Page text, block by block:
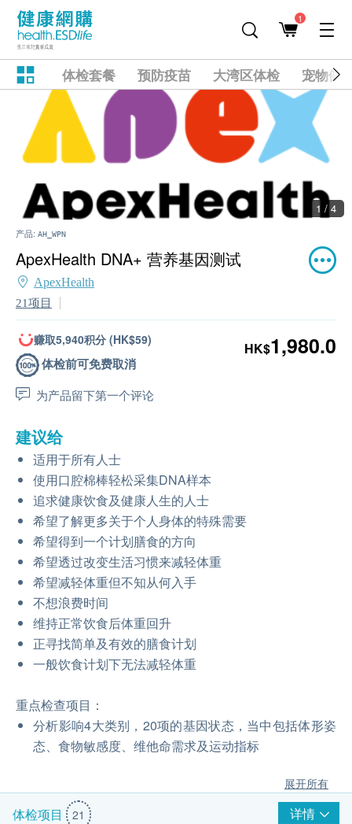
1
体检套餐 预防疫苗 大湾区体检 宠物健
1 / 4
产品: AH_WPN
ApexHealth DNA+ 营养基因测试
ApexHealth
21项目
赚取5,940积分 (HK$59)
体检前可免费取消
为产品留下第一个评论
HK$1,980.0
建议给
适用于所有人士
使用口腔棉棒轻松采集DNA样本
追求健康饮食及健康人生的人士
希望了解更多关于个人身体的特殊需要
希望得到一个计划膳食的方向
希望透过改变生活习惯来减轻体重
希望减轻体重但不知从何入手
不想浪费时间
维持正常饮食后体重回升
正寻找简单及有效的膳食计划
一般饮食计划下无法减轻体重
重点检查项目：
分析影响4大类别，20项的基因状态，当中包括体形姿
态、食物敏感度、维他命需求及运动指标
展开所有
体检项目 21 详情